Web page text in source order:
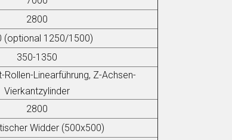
2800
(optional 1250/1500)
350-1350
Linearführung, Z-Achsen-
Vierkantzylinder
2800
Widder (500x500)